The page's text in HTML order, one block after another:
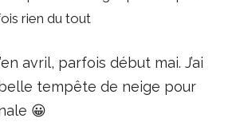
rien du tout
avril, parfois début mai. J’ai
tempête de neige pour
😀